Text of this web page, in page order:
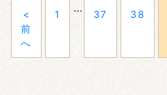
<
前
へ
1 … 37 38